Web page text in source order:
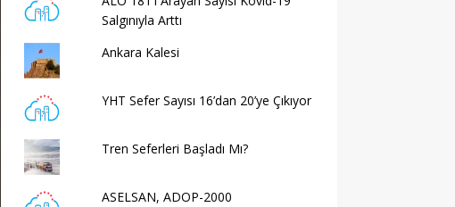
Salgınıyla Arttı
Ankara Kalesi
YHT Sefer Sayısı 16’dan 20’ye Çıkıyor
Tren Seferleri Başladı Mı?
ASELSAN, ADOP-2000